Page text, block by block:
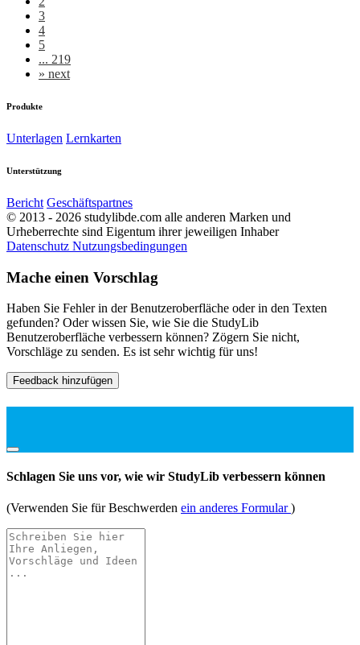
3
4
5
... 219
» next
Produkte
Unterlagen Lernkarten
Unterstützung
Bericht Geschäftspartnes
© 2013 - 2026 studylibde.com alle anderen Marken und
Urheberrechte sind Eigentum ihrer jeweiligen Inhaber
Datenschutz Nutzungsbedingungen
Mache einen Vorschlag
Haben Sie Fehler in der Benutzeroberfläche oder in den Texten
gefunden? Oder wissen Sie, wie Sie die StudyLib
Benutzeroberfläche verbessern können? Zögern Sie nicht,
Vorschläge zu senden. Es ist sehr wichtig für uns!
Feedback hinzufügen
Schlagen Sie uns vor, wie wir StudyLib verbessern können
(Verwenden Sie für Beschwerden ein anderes Formular)